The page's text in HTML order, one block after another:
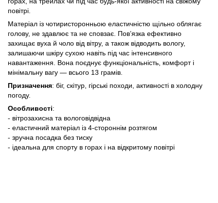
повітрі.
Матеріал із чотиристоронньою еластичністю щільно облягає
голову, не здавлює та не сповзає. Пов’язка ефективно
захищає вуха й чоло від вітру, а також відводить вологу,
залишаючи шкіру сухою навіть під час інтенсивного
навантаження. Вона поєднує функціональність, комфорт і
мінімальну вагу — всього 13 грамів.
Призначення: біг, скітур, гірські походи, активності в холодну
погоду.
Особливості:
- вітрозахисна та вологовідвідна
- еластичний матеріал із 4-стороннім розтягом
- зручна посадка без тиску
- ідеальна для спорту в горах і на відкритому повітрі